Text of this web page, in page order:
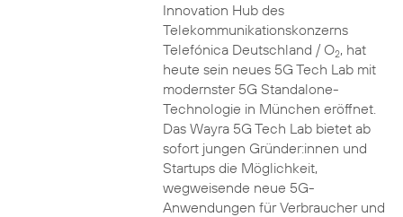
Innovation Hub des
Telekommunikationskonzerns
Telefónica Deutschland / O2, hat
heute sein neues 5G Tech Lab mit
modernster 5G Standalone-
Technologie in München eröffnet.
Das Wayra 5G Tech Lab bietet ab
sofort jungen Gründer:innen und
Startups die Möglichkeit,
wegweisende neue 5G-
Anwendungen für Verbraucher und